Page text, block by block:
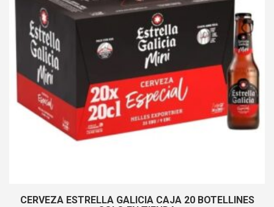
CERVEZA ESTRELLA GALICIA CAJA 20 BOTELLINES